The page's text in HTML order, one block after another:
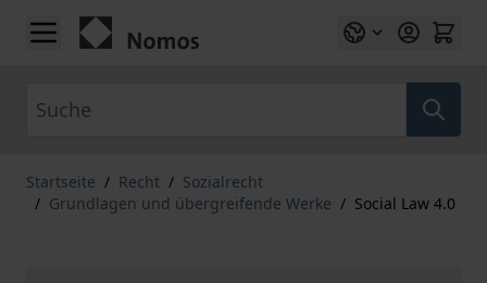
Zum Inhalt springen
Startseite / Recht / Sozialrecht
/ Grundlagen und übergreifende Werke / Social Law 4.0